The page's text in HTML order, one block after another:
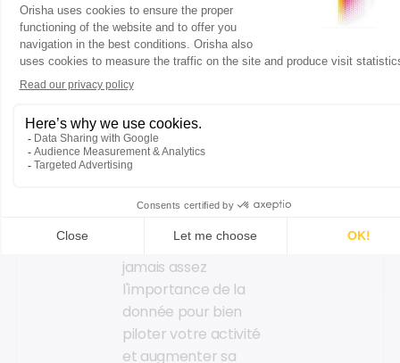
4. Travaillez vos
relations fournisseurs
→
5. Data, data,
data :
connaissez
vos clients
On ne soulignera
jamais assez
l'importance de la
donnée pour bien
piloter votre activité
et augmenter sa